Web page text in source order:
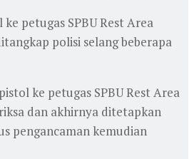
petugas SPBU Rest Area
polisi selang beberapa
ke petugas SPBU Rest Area
dan akhirnya ditetapkan
pengancaman kemudian